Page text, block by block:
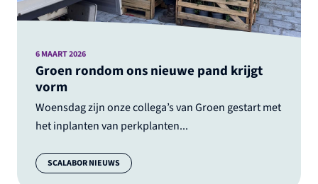
Groen rondom ons nieuwe pand krijgt
vorm
Woensdag zijn onze collega’s van Groen gestart met
het inplanten van perkplanten...
6 MAART 2026
Categorie:
SCALABOR NIEUWS